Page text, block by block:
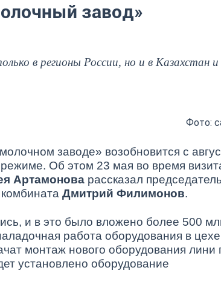
завод»
в регионы России, но и в Казахстан и
Фото:
заводе» возобновится с
режиме. Об этом 23 мая во время
Артамонова рассказал
Дмитрий Филимонов.
и в это было вложено более 500
работа оборудования в цехе
монтаж нового оборудования лини
установлено оборудование